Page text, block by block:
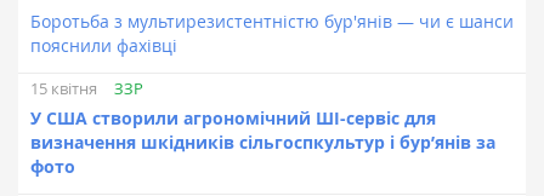
Боротьба з мультирезистентністю бур'янів — чи є шанси
пояснили фахівці
15 квітня ЗЗР
У США створили агрономічний ШІ-сервіс для
визначення шкідників сільгоспкультур і бур’янів за
фото